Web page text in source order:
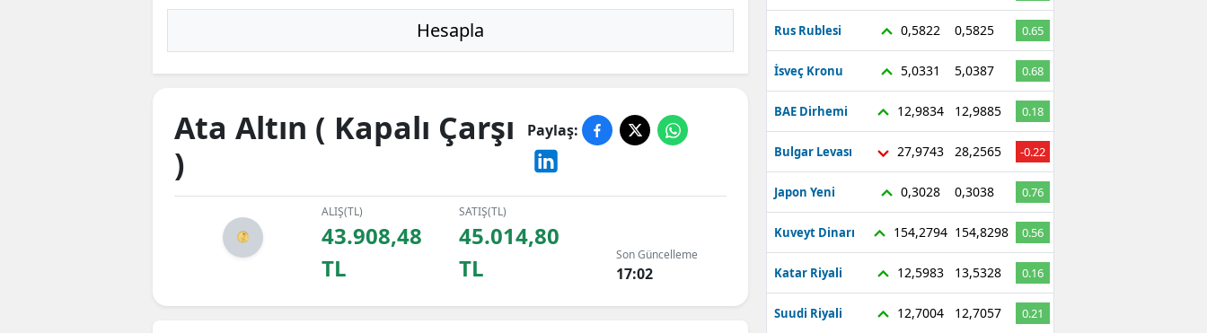
Hesapla
Ata Altın ( Kapalı Çarşı
)
Paylaş:
ALIŞ(TL)
43.908,48
TL
SATIŞ(TL)
45.014,80
TL
Son Güncelleme
17:02
Rus Rublesi 0,5822 0,5825 0.65
İsveç Kronu 5,0331 5,0387 0.68
BAE Dirhemi 12,9834 12,9885 0.18
Bulgar Levası 27,9743 28,2565 -0.22
Japon Yeni 0,3028 0,3038 0.76
Kuveyt Dinarı 154,2794 154,8298 0.56
Katar Riyali 12,5983 13,5328 0.16
Suudi Riyali 12,7004 12,7057 0.21